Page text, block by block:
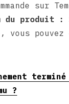
sur
du produit :
vous
?